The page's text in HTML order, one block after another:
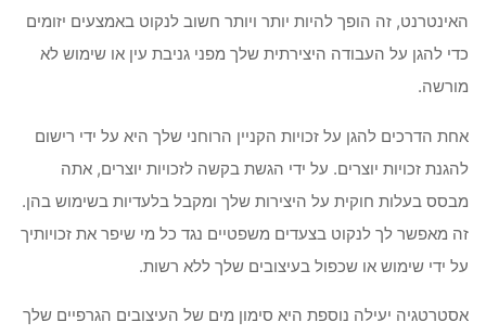
האינטרנט, זה הופך להיות יותר ויותר חשוב לנקוט באמצעים יזומים
כדי להגן על העבודה היצירתית שלך מפני גניבת עין או שימוש לא
מורשה.
אחת הדרכים להגן על זכויות הקניין הרוחני שלך היא על ידי רישום
להגנת זכויות יוצרים. על ידי הגשת בקשה לזכויות יוצרים, אתה
מבסס בעלות חוקית על היצירות שלך ומקבל בלעדיות בשימוש בהן.
זה מאפשר לך לנקוט בצעדים משפטיים נגד כל מי שיפר את זכויותיך
על ידי שימוש או שכפול בעיצובים שלך ללא רשות.
אסטרטגיה יעילה נוספת היא סימון מים של העיצובים הגרפיים שלך